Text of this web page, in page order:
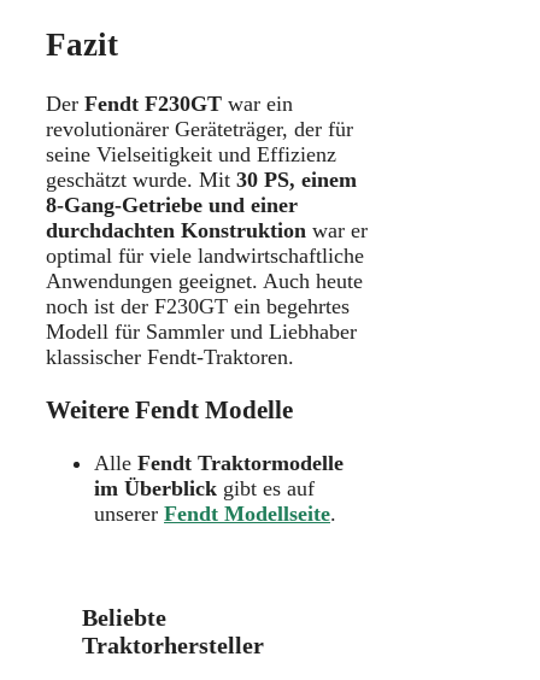
Fazit
Der Fendt F230GT war ein
revolutionärer Geräteträger, der für
seine Vielseitigkeit und Effizienz
geschätzt wurde. Mit 30 PS, einem
8-Gang-Getriebe und einer
durchdachten Konstruktion war er
optimal für viele landwirtschaftliche
Anwendungen geeignet. Auch heute
noch ist der F230GT ein begehrtes
Modell für Sammler und Liebhaber
klassischer Fendt-Traktoren.
Weitere Fendt Modelle
Alle Fendt Traktormodelle
im Überblick gibt es auf
unserer Fendt Modellseite.
Beliebte
Traktorhersteller